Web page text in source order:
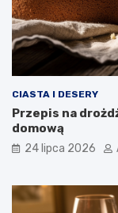
CIASTA I DESERY
Przepis na
domową
24 lipca 2026